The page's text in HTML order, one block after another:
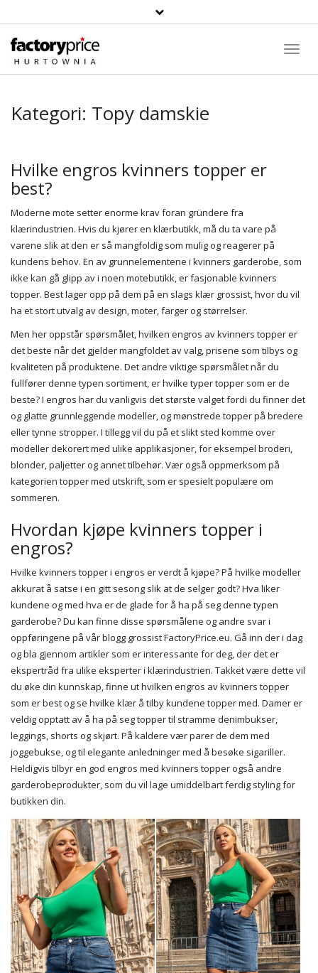
Kategori: Topy damskie
Hvilke engros kvinners topper er
best?
Moderne mote setter enorme krav foran gründere fra
klærindustrien. Hvis du kjører en klærbutikk, må du ta vare på
varene slik at den er så mangfoldig som mulig og reagerer på
kundens behov. En av grunnelementene i kvinners garderobe, som
ikke kan gå glipp av i noen motebutikk, er fasjonable kvinners
topper. Best lager opp på dem på en slags klær grossist, hvor du vil
ha et stort utvalg av design, moter, farger og størrelser.
Men her oppstår spørsmålet, hvilken engros av kvinners topper er
det beste når det gjelder mangfoldet av valg, prisene som tilbys og
kvaliteten på produktene. Det andre viktige spørsmålet når du
fullfører denne typen sortiment, er hvilke typer topper som er de
beste? I engros har du vanligvis det største valget fordi du finner det
og glatte grunnleggende modeller, og mønstrede topper på bredere
eller tynne stropper. I tillegg vil du på et slikt sted komme over
modeller dekorert med ulike applikasjoner, for eksempel broderi,
blonder, paljetter og annet tilbehør. Vær også oppmerksom på
kategorien topper med utskrift, som er spesielt populære om
sommeren.
Hvordan kjøpe kvinners topper i
engros?
Hvilke kvinners topper i engros er verdt å kjøpe? På hvilke modeller
akkurat å satse i en gitt sesong slik at de selger godt? Hva liker
kundene og med hva er de glade for å ha på seg denne typen
garderobe? Du kan finne disse spørsmålene og andre svar i
oppføringene på vår blogg grossist FactoryPrice.eu. Gå inn der i dag
og bla gjennom artikler som er interessante for deg, der det er
ekspertråd fra ulike eksperter i klærindustrien. Takket være dette vil
du øke din kunnskap, finne ut hvilken engros av kvinners topper
som er best og se hvilke klær å tilby kundene topper med. Damer er
veldig opptatt av å ha på seg topper til stramme denimbukser,
leggings, shorts og skjørt. På kaldere vær parer de dem med
joggebukse, og til elegante anledninger med å besøke sigariller.
Heldigvis tilbyr en god engros med kvinners topper også andre
garderobeprodukter, som du vil lage umiddelbart ferdig styling for
butikken din.